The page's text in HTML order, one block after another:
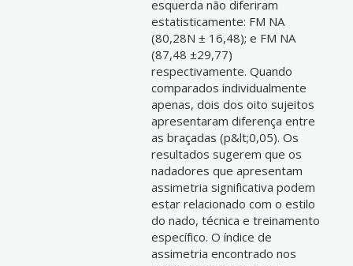
esquerda não diferiram
estatisticamente: FM NA
(80,28N ± 16,48); e FM NA
(87,48 ±29,77)
respectivamente. Quando
comparados individualmente
apenas, dois dos oito sujeitos
apresentaram diferença entre
as braçadas (p&lt;0,05). Os
resultados sugerem que os
nadadores que apresentam
assimetria significativa podem
estar relacionado com o estilo
do nado, técnica e treinamento
específico. O índice de
assimetria encontrado nos